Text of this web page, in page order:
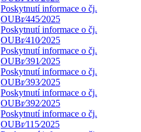
Poskytnutí informace o čj.
OUBr⁄445⁄2025
Poskytnutí informace o čj.
OUBr⁄410⁄2025
Poskytnutí informace o čj.
OUBr⁄391⁄2025
Poskytnutí informace o čj.
OUBr⁄393⁄2025
Poskytnutí informace o čj.
OUBr⁄392⁄2025
Poskytnutí informace o čj.
OUBr⁄115⁄2025